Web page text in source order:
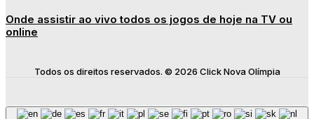
Onde assistir ao vivo todos os jogos de hoje na TV ou
online
Todos os direitos reservados. © 2026 Click Nova Olímpia